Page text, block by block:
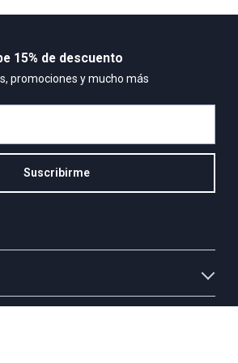
15% de descuento
promociones y mucho más
Suscribirme